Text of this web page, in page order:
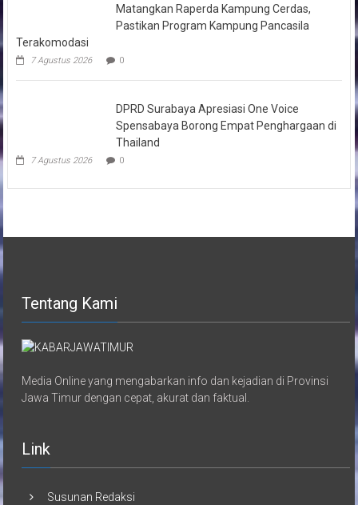
Matangkan Raperda Kampung Cerdas,
Pastikan Program Kampung Pancasila
Terakomodasi
7 Agustus 2026 0
DPRD Surabaya Apresiasi One Voice
Spensabaya Borong Empat Penghargaan di
Thailand
7 Agustus 2026 0
Tentang Kami
Media Online yang mengabarkan info dan kejadian di Provinsi
Jawa Timur dengan cepat, akurat dan faktual.
Link
Susunan Redaksi